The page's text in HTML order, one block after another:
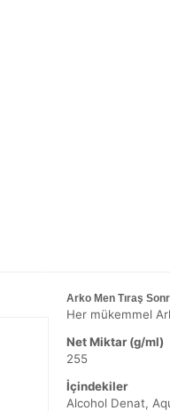
Arko Men Tıraş
Her mükemmel
Net Miktar (g/ml)
255
İçindekiler
Alcohol Denat,